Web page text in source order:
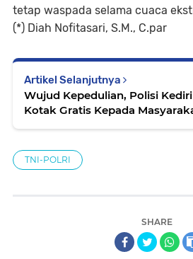
tetap waspada selama cuaca
(*) Diah Nofitasari, S.M., C.par
Artikel Selanjutnya
Wujud Kepedulian, Polisi
Kotak Gratis Kepada
TNI-POLRI
SHARE